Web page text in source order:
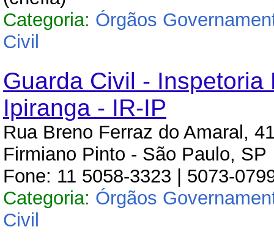
Categoria: Órgãos
Civil
Guarda Civil - Inspetoria
Ipiranga - IR-IP
Rua Breno Ferraz do Amaral,
Firmiano Pinto - São Paulo, SP
Fone: 11 5058-3323 | 5073-
Categoria: Órgãos
Civil